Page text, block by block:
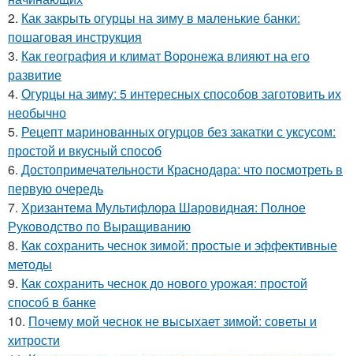
2. Как закрыть огурцы на зиму в маленькие банки:
пошаговая инструкция
3. Как география и климат Воронежа влияют на его
развитие
4. Огурцы на зиму: 5 интересных способов заготовить их
необычно
5. Рецепт маринованных огурцов без закатки с уксусом:
простой и вкусный способ
6. Достопримечательности Краснодара: что посмотреть в
первую очередь
7. Хризантема Мультифлора Шаровидная: Полное
Руководство по Выращиванию
8. Как сохранить чеснок зимой: простые и эффективные
методы
9. Как сохранить чеснок до нового урожая: простой
способ в банке
10. Почему мой чеснок не высыхает зимой: советы и
хитрости